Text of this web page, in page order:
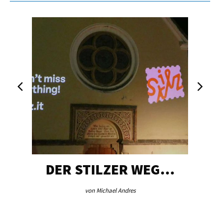
DER STILZER WEG…
von Michael Andres